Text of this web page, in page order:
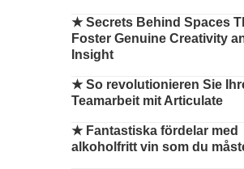
★Secrets Behind Spaces
Foster Genuine Creativity
Insight
★So revolutionieren Sie
Teamarbeit mit Articulate
★ Fantastiska fördelar med
alkoholfritt vin som du